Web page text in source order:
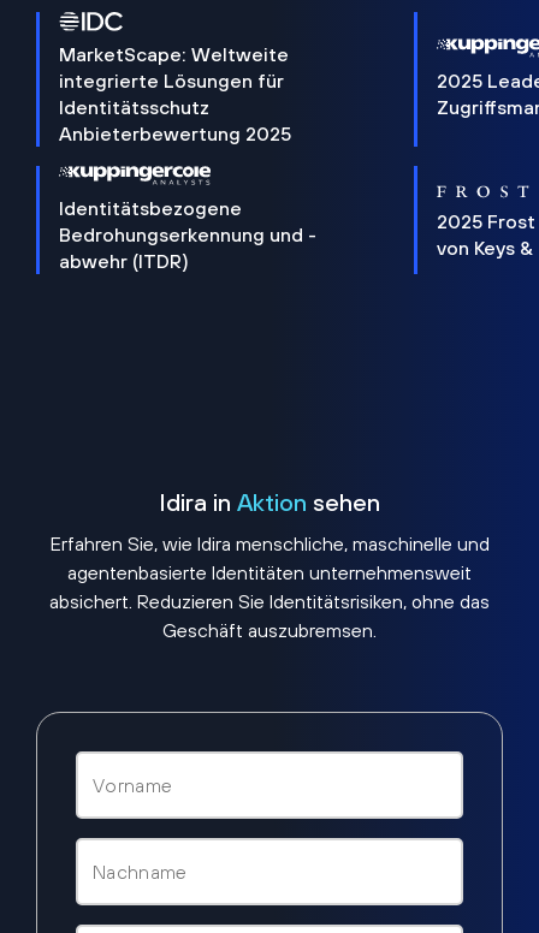
MarketScape: Weltweite
integrierte Lösungen für
Identitätsschutz
Anbieterbewertung 2025
2025
Identitätsbezogene
Bedrohungserkennung und -
abwehr (ITDR)
2025 Frost
von Keys
Idira in Aktion sehen
Erfahren Sie, wie Idira menschliche, maschinelle und
agentenbasierte Identitäten unternehmensweit
absichert. Reduzieren Sie Identitätsrisiken, ohne das
Geschäft auszubremsen.